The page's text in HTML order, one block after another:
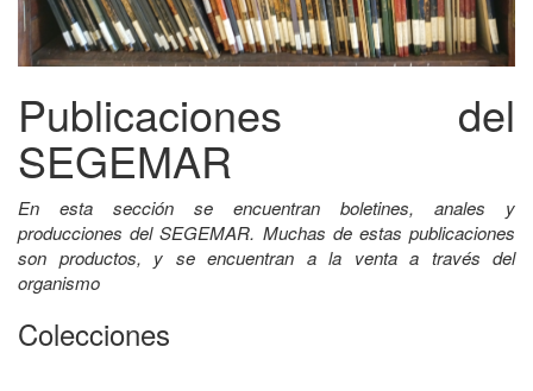
Publicaciones del
SEGEMAR
En esta sección se encuentran boletines, anales y
producciones del SEGEMAR. Muchas de estas publicaciones
son productos, y se encuentran a la venta a través del
organismo
Colecciones